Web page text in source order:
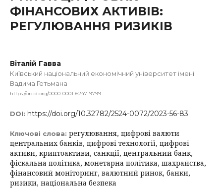
ФІНАНСОВИХ АКТИВІВ:
РЕГУЛЮВАННЯ РИЗИКІВ
Віталій Гавва
Київський національний економічний університет імені
Вадима Гетьмана
https://orcid.org/0000-0001-6247-9799
DOI: https://doi.org/10.32782/2524-0072/2023-56-83
Ключові слова: регулювання, цифрові валюти
центральних банків, цифрові технології, цифрові
активи, криптоактиви, санкції, центральний банк,
фіскальна політика, монетарна політика, шахрайства,
фінансовий моніторинг, валютний ринок, банки,
ризики, національна безпека